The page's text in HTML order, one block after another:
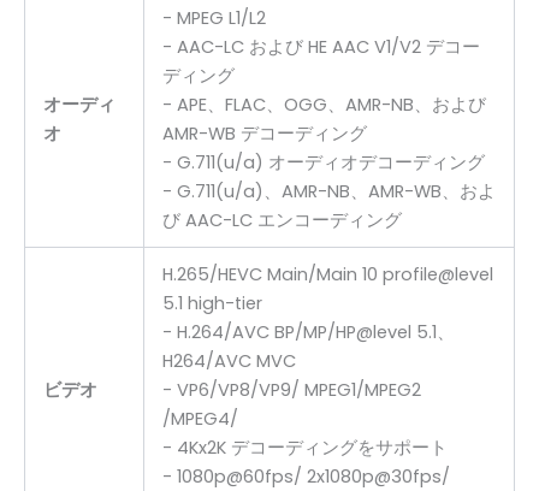
オーディ
オ
- MPEG L1/L2
- AAC-LC および HE AAC V1/V2 デコー
ディング
- APE、FLAC、OGG、AMR-NB、および
AMR-WB デコーディング
- G.711(u/a) オーディオデコーディング
- G.711(u/a)、AMR-NB、AMR-WB、およ
び AAC-LC エンコーディング
ビデオ
H.265/HEVC Main/Main 10 profile@level
5.1 high-tier
- H.264/AVC BP/MP/HP@level 5.1、
H264/AVC MVC
- VP6/VP8/VP9/ MPEG1/MPEG2
/MPEG4/
- 4Kx2K デコーディングをサポート
- 1080p@60fps/ 2x1080p@30fps/